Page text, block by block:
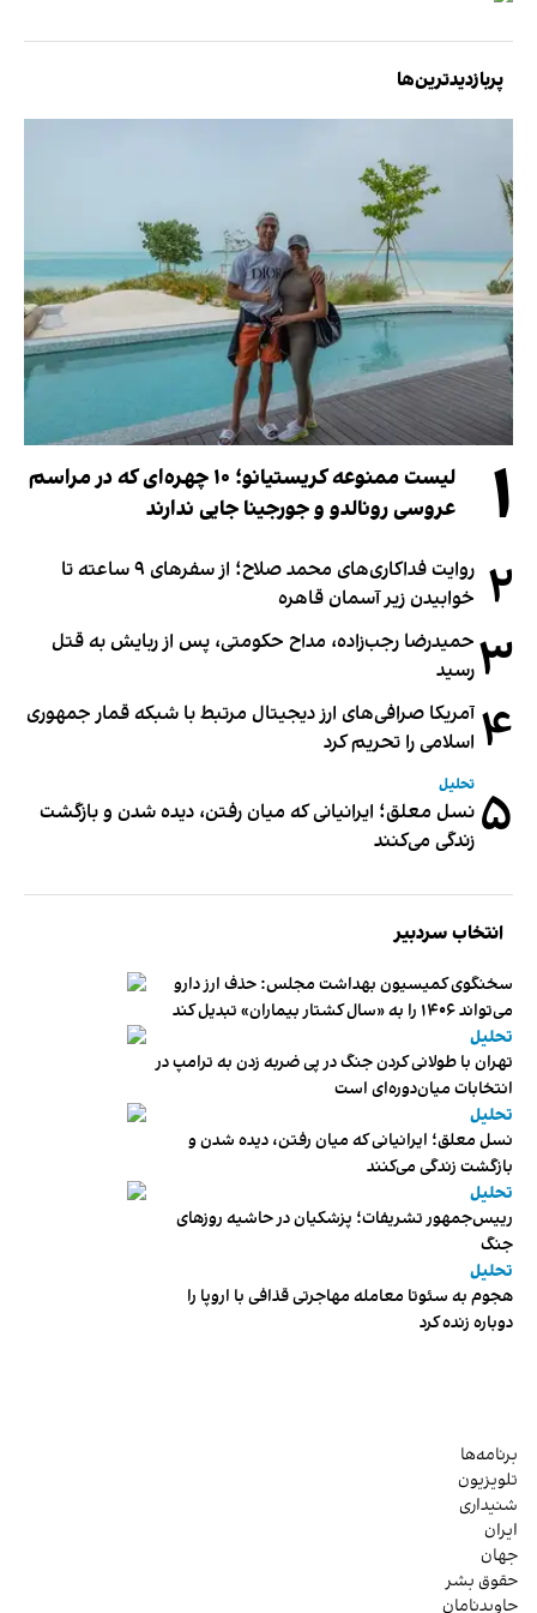
پربازدیدترین‌ها
۱
لیست ممنوعه کریستیانو؛ ۱۰ چهره‌ای که در مراسم
عروسی رونالدو و جورجینا جایی ندارند
۲
روایت فداکاری‌های محمد صلاح؛ از سفرهای ۹ ساعته تا
خوابیدن زیر آسمان قاهره
۳ حمیدرضا رجب‌زاده، مداح حکومتی، پس از ربایش به قتل
رسید
۴ آمریکا صرافی‌های ارز دیجیتال مرتبط با شبکه قمار جمهوری
اسلامی را تحریم کرد
۵ تحلیل
نسل معلق؛ ایرانیانی که میان رفتن، دیده شدن و بازگشت
زندگی می‌کنند
انتخاب سردبیر
سخنگوی کمیسیون بهداشت مجلس: حذف ارز دارو
می‌تواند ۱۴۰۶ را به «سال کشتار بیماران» تبدیل کند
تحلیل
تهران با طولانی کردن جنگ در پی ضربه زدن به ترامپ در
انتخابات میان‌دوره‌ای است
تحلیل
نسل معلق؛ ایرانیانی که میان رفتن، دیده شدن و
بازگشت زندگی می‌کنند
تحلیل
رییس‌جمهور تشریفات؛ پزشکیان در حاشیه روزهای
جنگ
تحلیل
هجوم به سئوتا معامله مهاجرتی قذافی با اروپا را
دوباره زنده کرد
برنامه‌ها
تلویزیون
شنیداری
ایران
جهان
حقوق بشر
جاویدنامان